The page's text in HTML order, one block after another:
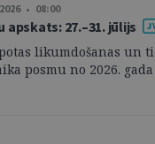
• 08:00
27.–31. jūlijs
likumdošanas un
posmu no 2026. gada